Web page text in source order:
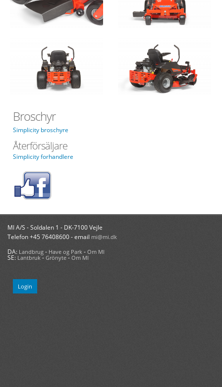
2691923-
szt175_mg_9911.png
2691923-
szt175_mg_9931.png
Broschyr
Simplicity broschyre
Återförsäljare
Simplicity forhandlere
MI A/S - Soldalen 1 - DK-7100 Vejle
Telefon +45 76408600 - email mi@mi.dk
DA: Landbrug - Have og Park - Om MI
SE: Lantbruk- Grönyte- Om MI
Login